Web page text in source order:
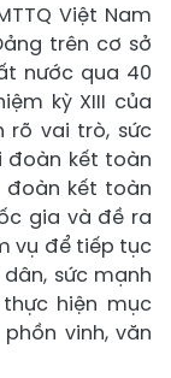
Việt Nam
trên cơ sở
nước qua 40
kỳ XIII của
rõ vai trò, sức
đoàn kết toàn
đoàn kết toàn
gia và đề ra
vụ để tiếp tục
sức mạnh
hiện mục
vinh, văn